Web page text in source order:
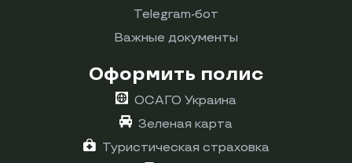
Telegram-бот
Важные документы
Оформить полис
ОСАГО Украина
Зеленая карта
Туристическая страховка